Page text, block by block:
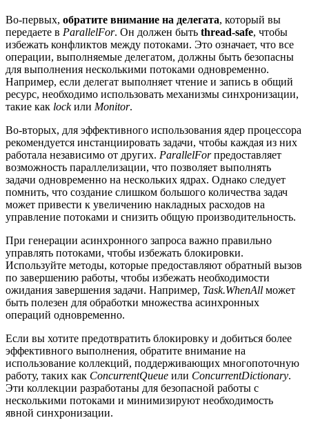
Во-первых, обратите внимание на делегата, который вы
передаете в ParallelFor. Он должен быть thread-safe, чтобы
избежать конфликтов между потоками. Это означает, что все
операции, выполняемые делегатом, должны быть безопасны
для выполнения несколькими потоками одновременно.
Например, если делегат выполняет чтение и запись в общий
ресурс, необходимо использовать механизмы синхронизации,
такие как lockили Monitor.
Во-вторых, для эффективного использования ядер процессора
рекомендуется инстанциировать задачи, чтобы каждая из них
работала независимо от других. ParallelForпредоставляет
возможность параллелизации, что позволяет выполнять
задачи одновременно на нескольких ядрах. Однако следует
помнить, что создание слишком большого количества задач
может привести к увеличению накладных расходов на
управление потоками и снизить общую производительность.
При генерации асинхронного запроса важно правильно
управлять потоками, чтобы избежать блокировки.
Используйте методы, которые предоставляют обратный вызов
по завершению работы, чтобы избежать необходимости
ожидания завершения задачи. Например, Task.WhenAll может
быть полезен для обработки множества асинхронных
операций одновременно.
Если вы хотите предотвратить блокировку и добиться более
эффективного выполнения, обратите внимание на
использование коллекций, поддерживающих многопоточную
работу, таких как ConcurrentQueue или ConcurrentDictionary.
Эти коллекции разработаны для безопасной работы с
несколькими потоками и минимизируют необходимость
явной синхронизации.